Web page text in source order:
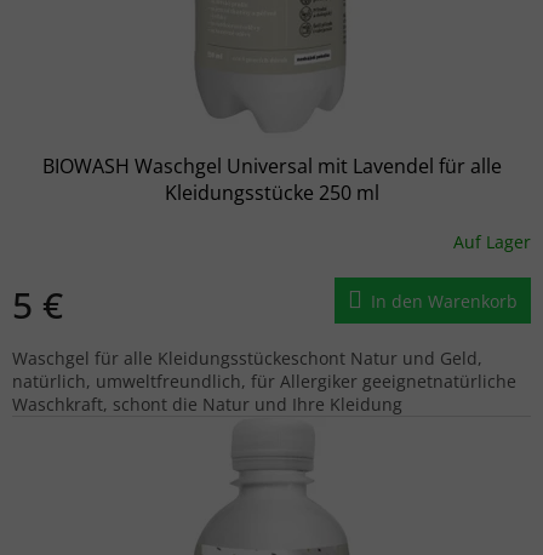
BIOWASH Waschgel Universal mit Lavendel für alle
Kleidungsstücke 250 ml
Auf Lager
5 € In den Warenkorb
Waschgel für alle Kleidungsstückeschont Natur und Geld,
natürlich, umweltfreundlich, für Allergiker geeignetnatürliche
Waschkraft, schont die Natur und Ihre Kleidung